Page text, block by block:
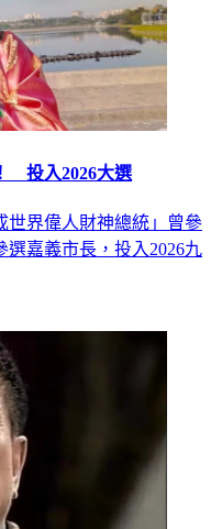
投入2026大選
世界偉人財神總統」曾參
嘉義市長，投入2026九